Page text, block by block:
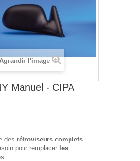
Agrandir l'image
Manuel - CIPA
des rétroviseurs complets.
pour remplacer les